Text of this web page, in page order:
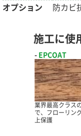
オプション
防カビ
施工に使
EPCOAT
業界最高クラス
で、フローリン
上保護